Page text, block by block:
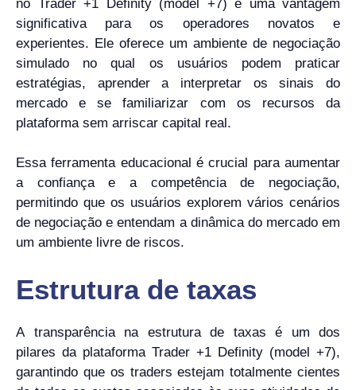
no Trader +1 Definity (model +7) é uma vantagem
significativa para os operadores novatos e
experientes. Ele oferece um ambiente de negociação
simulado no qual os usuários podem praticar
estratégias, aprender a interpretar os sinais do
mercado e se familiarizar com os recursos da
plataforma sem arriscar capital real.
Essa ferramenta educacional é crucial para aumentar
a confiança e a competência de negociação,
permitindo que os usuários explorem vários cenários
de negociação e entendam a dinâmica do mercado em
um ambiente livre de riscos.
Estrutura de taxas
A transparência na estrutura de taxas é um dos
pilares da plataforma Trader +1 Definity (model +7),
garantindo que os traders estejam totalmente cientes